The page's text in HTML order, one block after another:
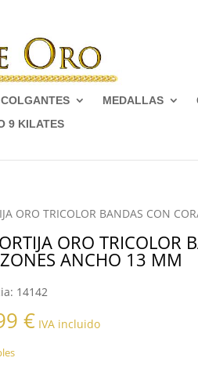
COLGANTES MEDALLAS
9 KILATES
ORO TRICOLOR BANDAS CON
ORO TRICOLOR
ANCHO 13 MM
14142
€ IVA incluido